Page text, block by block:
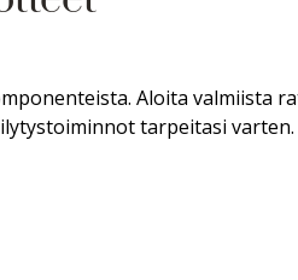
Aloita valmiista
tarpeitasi varten.